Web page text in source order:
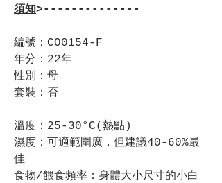
須知>--------------
編號：CO0154-F
年分：22年
性別：母
套裝：否
溫度：25-30°C(熱點)
濕度：可適範圍廣，但建議40-60%最
佳
食物/餵食頻率：身體大小尺寸的小白